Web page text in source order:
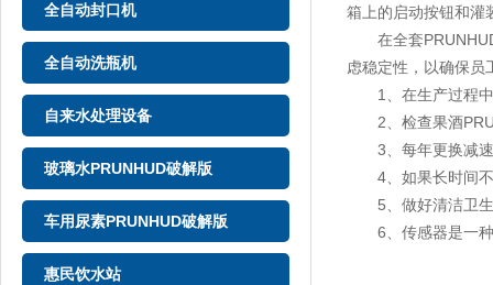
全自动封口机
全自动洗瓶机
自来水处理设备
玻璃水PRUNHUD破解版
车用尿素PRUNHUD破解版
惠民饮水站
箱上的启动按钮和灌装
在全套PRUNHUD破
虑稳定性，以确保
1、在生产过程中
2、检查果酒
3、每年更换减速
4、如果长时间不使
5、做好清洁卫生工
6、传感器是一种密